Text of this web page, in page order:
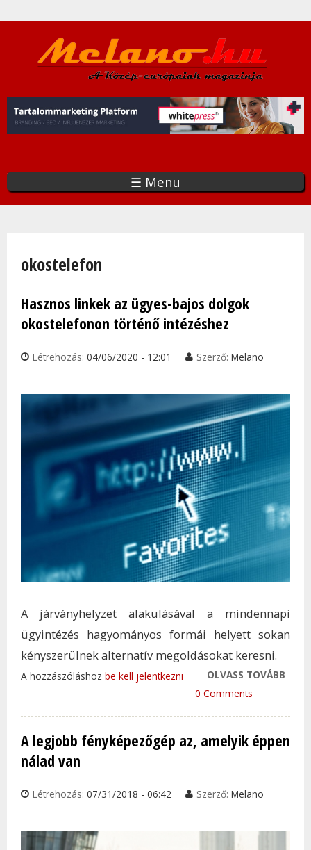
a
tartalomra
☰ Menu
okostelefon
Hasznos linkek az ügyes-bajos dolgok
okostelefonon történő intézéshez
Létrehozás: 04/06/2020 - 12:01 Szerző: Melano
A járványhelyzet alakulásával a mindennapi
ügyintézés hagyományos formái helyett sokan
kényszerülnek alternatív megoldásokat keresni.
OLVASS TOVÁBB
A hozzászóláshoz be kell jelentkezni
0 Comments
A legjobb fényképezőgép az, amelyik éppen
nálad van
Létrehozás: 07/31/2018 - 06:42 Szerző: Melano